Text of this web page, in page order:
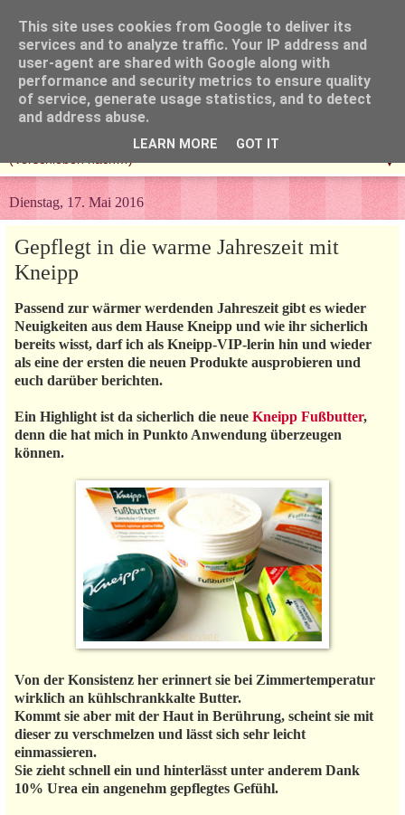
▼
Dienstag, 17. Mai 2016
Gepflegt in die warme Jahreszeit mit
Kneipp
Passend zur wärmer werdenden Jahreszeit gibt es wieder
Neuigkeiten aus dem Hause Kneipp und wie ihr sicherlich
bereits wisst, darf ich als Kneipp-VIP-lerin hin und wieder
als eine der ersten die neuen Produkte ausprobieren und
euch darüber berichten.
Ein Highlight ist da sicherlich die neue Kneipp Fußbutter,
denn die hat mich in Punkto Anwendung überzeugen
können.
Von der Konsistenz her erinnert sie bei Zimmertemperatur
wirklich an kühlschrankkalte Butter.
Kommt sie aber mit der Haut in Berührung, scheint sie mit
dieser zu verschmelzen und lässt sich sehr leicht
einmassieren.
Sie zieht schnell ein und hinterlässt unter anderem Dank
10% Urea ein angenehm gepflegtes Gefühl.
This site uses cookies from Google to deliver its
services and to analyze traffic. Your IP address and
user-agent are shared with Google along with
performance and security metrics to ensure quality
of service, generate usage statistics, and to detect
and address abuse.
LEARN MORE GOT IT